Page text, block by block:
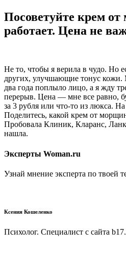
Посоветуйте крем
работает. Цена не
Не то, чтобы я верила в чудо. Но
других, улучшающие тонус кожи.
два года поплыло лицо, а я жду
перерыв. Цена — мне все равно,
за 3 рубля или что-то из люкса. На
Поделитесь, какой крем от
Пробовала Клиник, Кларанс,
нашла.
Эксперты Woman.ru
Узнай мнение эксперта по твоей
Ксения Кошеленко
Психолог. Специалист с сайта